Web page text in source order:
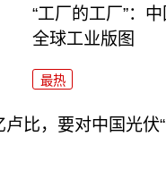
“工厂的工厂”：
全球工业版图
最热
比，要对中国光伏“